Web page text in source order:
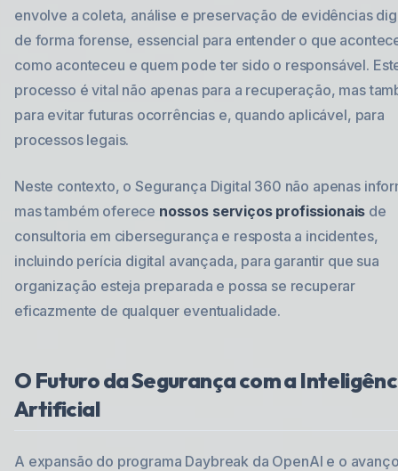
envolve a coleta, análise e preservação de evidências
de forma forense, essencial para entender o que
como aconteceu e quem pode ter sido o responsável.
processo é vital não apenas para a recuperação, mas
para evitar futuras ocorrências e, quando aplicável, para
processos legais.
Neste contexto, o Segurança Digital 360 não apenas
mas também oferece nossos serviços profissionais de
consultoria em cibersegurança e resposta a incidentes,
incluindo perícia digital avançada, para garantir que sua
organização esteja preparada e possa se recuperar
eficazmente de qualquer eventualidade.
O Futuro da Segurança com a
Artificial
A expansão do programa Daybreak da OpenAI e o